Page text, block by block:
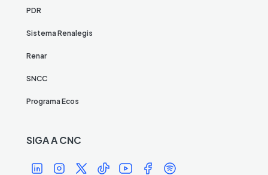
PDR
Sistema Renalegis
Renar
SNCC
Programa Ecos
SIGA A CNC
Í Í Í Í Í Í Í